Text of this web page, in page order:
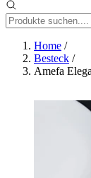
Home /
Besteck /
Amefa